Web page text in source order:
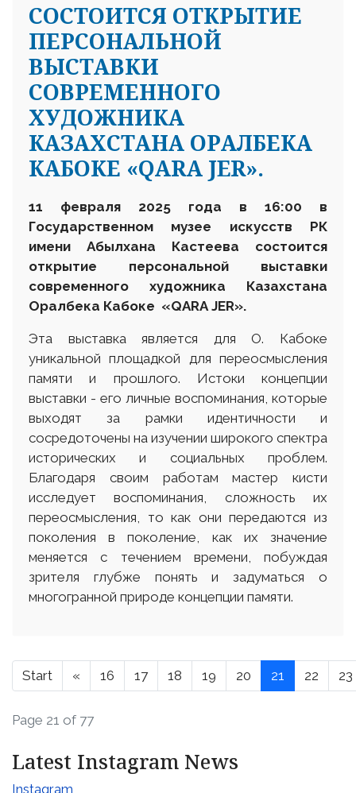
СОСТОИТСЯ ОТКРЫТИЕ
ПЕРСОНАЛЬНОЙ
ВЫСТАВКИ
СОВРЕМЕННОГО
ХУДОЖНИКА
КАЗАХСТАНА ОРАЛБЕКА
КАБОКЕ «QARA JER».
11 февраля 2025 года в 16:00 в
Государственном музее искусств РК
имени Абылхана Кастеева состоится
открытие персональной выставки
современного художника Казахстана
Оралбека Кабоке «QARA JER».
Эта выставка является для О. Кабоке
уникальной площадкой для переосмысления
памяти и прошлого. Истоки концепции
выставки - его личные воспоминания, которые
выходят за рамки идентичности и
сосредоточены на изучении широкого спектра
исторических и социальных проблем.
Благодаря своим работам мастер кисти
исследует воспоминания, сложность их
переосмысления, то как они передаются из
поколения в поколение, как их значение
меняется с течением времени, побуждая
зрителя глубже понять и задуматься о
многогранной природе концепции памяти.
Start « 16 17 18 19 20 21 22 23
Page 21 of 77
Latest Instagram News
Instagram